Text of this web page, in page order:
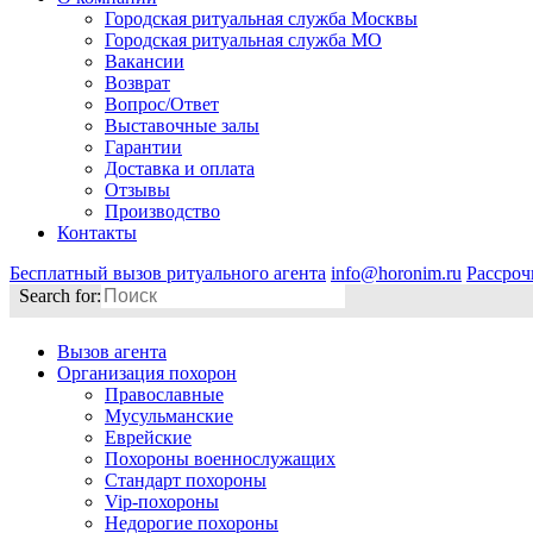
Городская ритуальная служба Москвы
Городская ритуальная служба МО
Вакансии
Возврат
Вопрос/Ответ
Выставочные залы
Гарантии
Доставка и оплата
Отзывы
Производство
Контакты
Бесплатный вызов ритуального агента info@horonim.ru
Search for:
Вызов агента
Организация похорон
Православные
Мусульманские
Еврейские
Похороны военнослужащих
Стандарт похороны
Vip-похороны
Недорогие похороны